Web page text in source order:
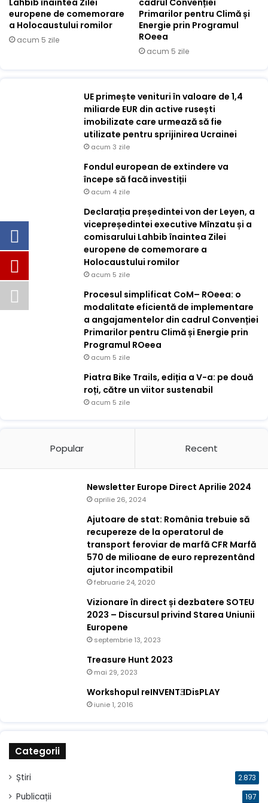
Lahbib înaintea Zilei
europene de comemorare
a Holocaustului romilor
acum 5 zile
cadrul Convenției
Primarilor pentru Climă și
Energie prin Programul
ROeea
acum 5 zile
UE primește venituri în valoare de 1,4
miliarde EUR din active rusești
imobilizate care urmează să fie
utilizate pentru sprijinirea Ucrainei
acum 3 zile
Fondul european de extindere va
începe să facă investiții
acum 4 zile
Declarația președintei von der Leyen, a
vicepreședintei executive Mînzatu și a
comisarului Lahbib înaintea Zilei
europene de comemorare a
Holocaustului romilor
acum 5 zile
Procesul simplificat CoM– ROeea: o
modalitate eficientă de implementare
a angajamentelor din cadrul Convenției
Primarilor pentru Climă și Energie prin
Programul ROeea
acum 5 zile
Piatra Bike Trails, ediția a V-a: pe două
roți, către un viitor sustenabil
acum 5 zile
Popular Recent
Newsletter Europe Direct Aprilie 2024
aprilie 26, 2024
Ajutoare de stat: România trebuie să
recupereze de la operatorul de
transport feroviar de marfă CFR Marfă
570 de milioane de euro reprezentând
ajutor incompatibil
februarie 24, 2020
Vizionare în direct și dezbatere SOTEU
2023 – Discursul privind Starea Uniunii
Europene
septembrie 13, 2023
Treasure Hunt 2023
mai 29, 2023
Workshopul reINVENTƎDisPLAY
iunie 1, 2016
Categorii
Știri 2.873
Publicații 197